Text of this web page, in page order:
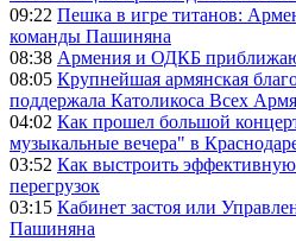
09:22 Пешка в игре титанов:
команды Пашиняна
08:38 Армения и ОДКБ
08:05 Крупнейшая армянская
поддержала Католикоса Всех
04:02 Как прошел большой
музыкальные вечера" в
03:52 Как выстроить
перегрузок
03:15 Кабинет застоя или
Пашиняна